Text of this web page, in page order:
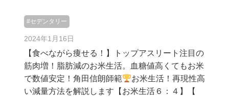
#セデンタリー
2024年1月16日
【食べながら痩せる！】トップアスリート注目の
筋肉増！脂肪減のお米生活。血糖値高くてもお米
で数値安定！角田信朗師範
お米生活！再現性高
い減量方法を解説します【お米生活６：４】【